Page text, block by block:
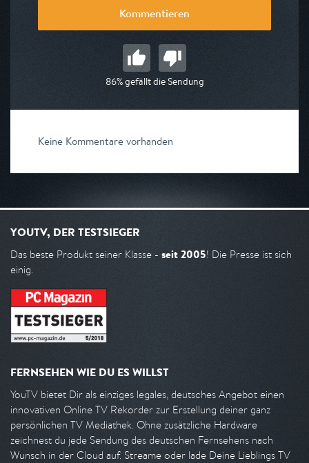
Kommentieren
86% gefällt die Sendung
Keine Kommentare vorhanden
YOUTV, DER TESTSIEGER
Das beste Produkt seiner Klasse - seit 2005! Die Presse ist sich
einig.
FERNSEHEN WIE DU ES WILLST
YouTV bietet Dir als einziges legales, deutsches Angebot einen
innovativen Online TV Rekorder zur Erstellung deiner ganz
persönlichen TV Mediathek. Ohne zusätzliche Hardware
zeichnest du jede Sendung des deutschen Fernsehens nach
Wunsch in der Cloud auf. Streame oder lade Deine Lieblings TV